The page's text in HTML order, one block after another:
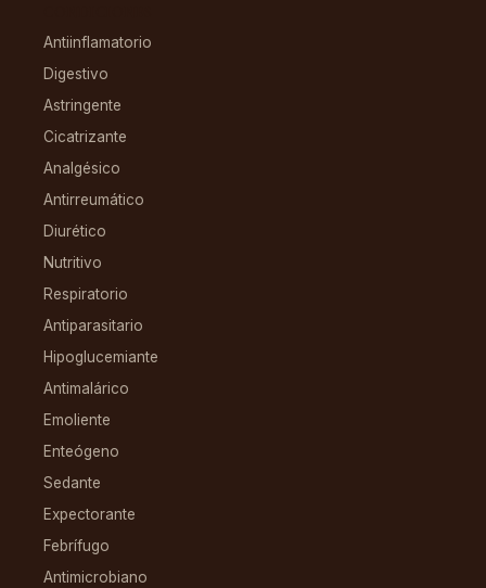
Antiinflamatorio
Digestivo
Astringente
Cicatrizante
Analgésico
Antirreumático
Diurético
Nutritivo
Respiratorio
Antiparasitario
Hipoglucemiante
Antimalárico
Emoliente
Enteógeno
Sedante
Expectorante
Febrífugo
Antimicrobiano